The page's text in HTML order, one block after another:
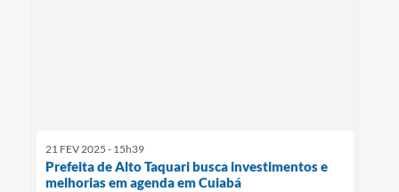
21 FEV 2025 - 15h39
Prefeita de Alto Taquari busca investimentos e
melhorias em agenda em Cuiabá